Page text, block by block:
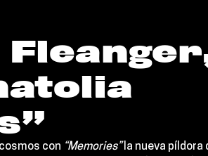
Semanal Álbumes de la Semana
con “Memories” la nueva píldora